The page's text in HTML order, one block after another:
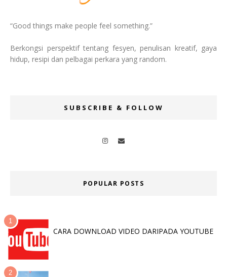
“Good things make people feel something.”
Berkongsi perspektif tentang fesyen, penulisan kreatif, gaya
hidup, resipi dan pelbagai perkara yang random.
SUBSCRIBE & FOLLOW
POPULAR POSTS
CARA DOWNLOAD VIDEO DARIPADA YOUTUBE